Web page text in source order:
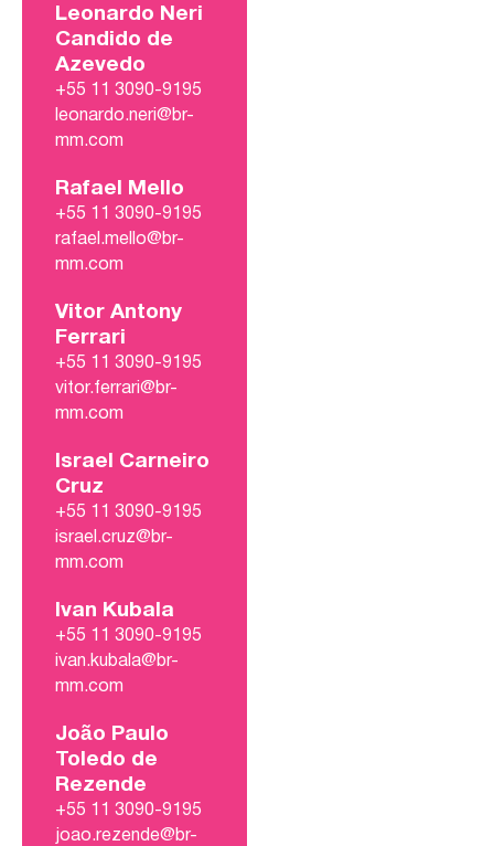
Leonardo Neri
Candido de
Azevedo
+55 11 3090-9195
leonardo.neri@br-
mm.com
Rafael Mello
+55 11 3090-9195
rafael.mello@br-
mm.com
Vitor Antony
Ferrari
+55 11 3090-9195
vitor.ferrari@br-
mm.com
Israel Carneiro
Cruz
+55 11 3090-9195
israel.cruz@br-
mm.com
Ivan Kubala
+55 11 3090-9195
ivan.kubala@br-
mm.com
João Paulo
Toledo de
Rezende
+55 11 3090-9195
joao.rezende@br-